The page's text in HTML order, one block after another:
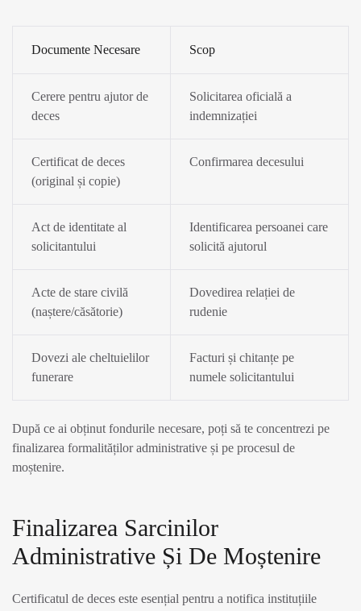
Documente Necesare Scop
Cerere pentru ajutor de
deces
Solicitarea oficială a
indemnizației
Certificat de deces
(original și copie)
Confirmarea decesului
Act de identitate al
solicitantului
Identificarea persoanei care
solicită ajutorul
Acte de stare civilă
(naștere/căsătorie)
Dovedirea relației de
rudenie
Dovezi ale cheltuielilor
funerare
Facturi și chitanțe pe
numele solicitantului
După ce ai obținut fondurile necesare, poți să te concentrezi pe
finalizarea formalităților administrative și pe procesul de
moștenire.
Finalizarea Sarcinilor
Administrative Și De Moștenire
Certificatul de deces este esențial pentru a notifica instituțiile